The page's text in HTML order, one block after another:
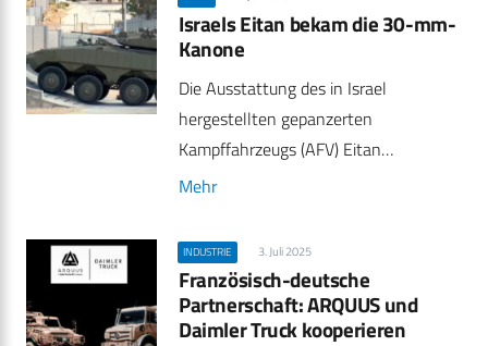
Israels Eitan bekam die 30-mm-
Kanone
Die Ausstattung des in Israel
hergestellten gepanzerten
Kampffahrzeugs (AFV) Eitan…
Mehr
INDUSTRIE 3. Juli 2025
Französisch-deutsche
Partnerschaft: ARQUUS und
Daimler Truck kooperieren